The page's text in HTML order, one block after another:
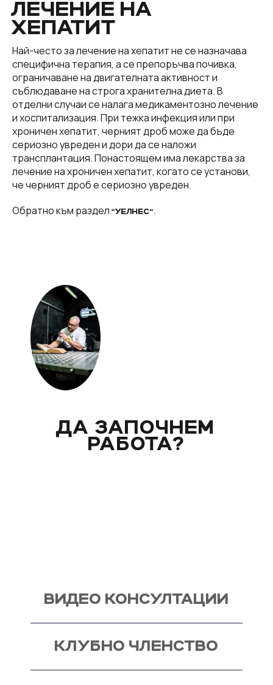
ЛЕЧЕНИЕ НА
ХЕПАТИТ
Най-често за лечение на хепатит не се назначава
специфична терапия, а се препоръчва почивка,
ограничаване на двигателната активност и
съблюдаване на строга хранителна диета. В
отделни случаи се налага медикаментозно лечение
и хоспитализация. При тежка инфекция или при
хроничен хепатит, черният дроб може да бъде
сериозно увреден и дори да се наложи
трансплантация. Понастоящем има лекарства за
лечение на хроничен хепатит, когато се установи,
че черният дроб е сериозно увреден.
Обратно към раздел “УЕЛНЕС“.
ДА ЗАПОЧНЕМ
РАБОТА?
ВИДЕО КОНСУЛТАЦИИ
КЛУБНО ЧЛЕНСТВО